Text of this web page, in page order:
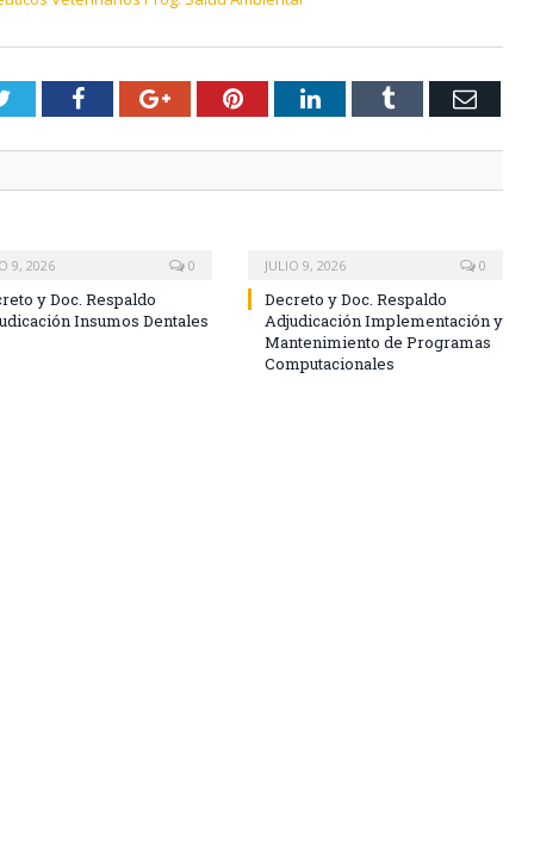
TwitterFacebookGoogle+PinterestLinkedInTumblr Email
9, 2026 0
y Doc. Respaldo
Insumos Dentales
JULIO 9, 2026 0
Decreto y Doc. Respaldo
Adjudicación Implementación y
Mantenimiento de Programas
Computacionales